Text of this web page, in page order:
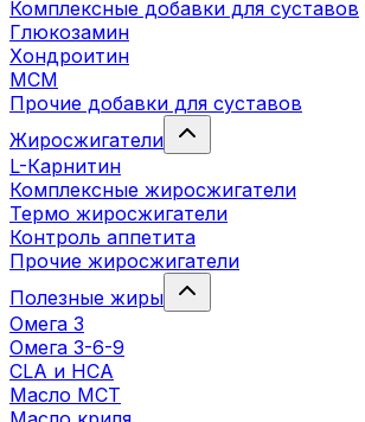
Комплексные добавки для суставов
Глюкозамин
Хондроитин
MCM
Прочие добавки для суставов
Жиросжигатели
L-Карнитин
Комплексные жиросжигатели
Термо жиросжигатели
Контроль аппетита
Прочие жиросжигатели
Полезные жиры
Омега 3
Омега 3-6-9
CLA и HCA
Масло МСТ